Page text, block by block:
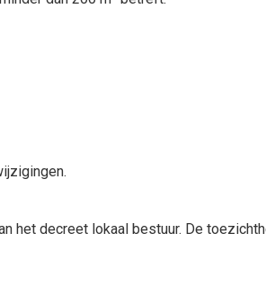
het decreet lokaal bestuur. De